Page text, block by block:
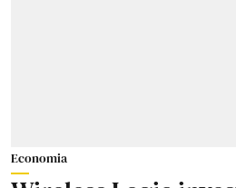
Economia